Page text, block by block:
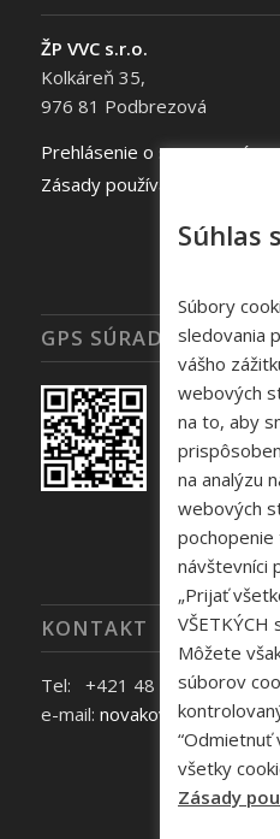
ŽP VVC s.r.o.
Kolkáreň 35,
976 81 Podbrezová
Prehlásenie o spracovaní
Zásady používania súborov
GPS SÚRADNICE
KONTAKT
Tel: +421 48 645 40 35
e-mail: novakova@zelpo.sk
Súhlas
Súbory
sledovania
vášho
webových
na to, aby
na analýzu
webových
pochopenie
návštevníci
„Prijať
VŠETKÝCH
Môžete
súborov
“Odmietnuť
všetky
Zásady